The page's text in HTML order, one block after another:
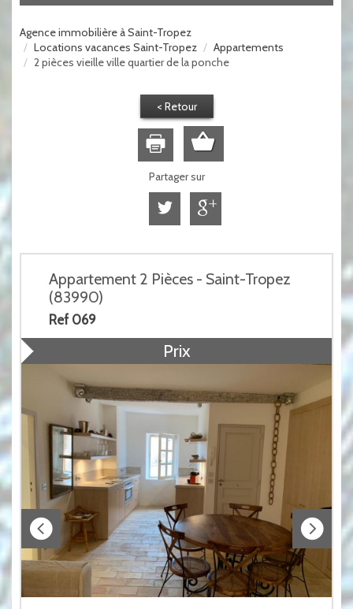
Agence immobilière à Saint-Tropez
Locations vacances Saint-Tropez
Appartements
2 pièces vieille ville quartier de la ponche
< Retour
Partager sur
Appartement 2 Pièces - Saint-Tropez
(83990)
Ref 069
Prix